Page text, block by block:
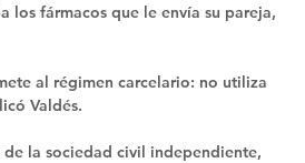
fármacos que le envía su pareja,
al régimen carcelario: no utiliza
Valdés.
de la sociedad civil independiente,